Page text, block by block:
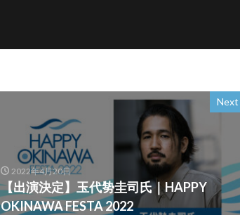
Next
2022年4月20日
【出演決定】玉代㔟圭司氏｜HAPPY
OKINAWA FESTA 2022